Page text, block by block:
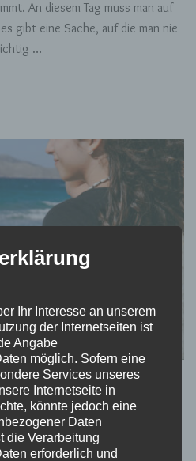
An diesem Tag muss man auf
gibt eine Sache, auf die man nie
…
Impulse
am Mai 5, 2023
Ihr Interesse an unserem
der Internetseiten ist
Angabe
möglich. Sofern eine
Services unseres
Internetseite in
könnte jedoch eine
Daten
die Verarbeitung
erforderlich und